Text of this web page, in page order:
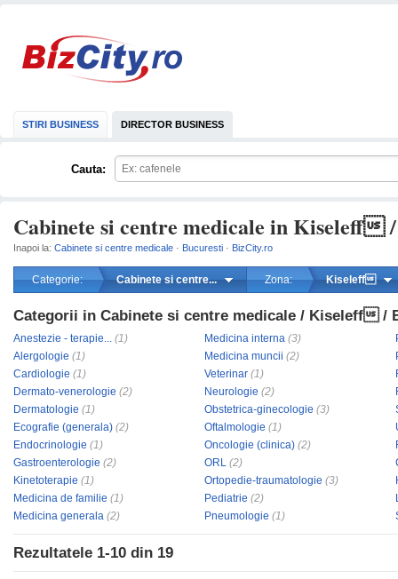
STIRI BUSINESS DIRECTOR BUSINESS
Cauta:
Cabinete si centre medicale in Kiseleff
Inapoi la: Cabinete si centre medicale · Bucuresti · BizCity.ro
Categorie: Cabinete si centre... Zona: Kiseleff
Categorii in Cabinete si centre medicale / Kiseleff /
Anestezie - terapie... (1)
Alergologie (1)
Cardiologie (1)
Dermato-venerologie (2)
Dermatologie (1)
Ecografie (generala) (2)
Endocrinologie (1)
Gastroenterologie (2)
Kinetoterapie (1)
Medicina de familie (1)
Medicina generala (2)
Medicina interna (3)
Medicina muncii (2)
Veterinar (1)
Neurologie (2)
Obstetrica-ginecologie (3)
Oftalmologie (1)
Oncologie (clinica) (2)
ORL (2)
Ortopedie-traumatologie (3)
Pediatrie (2)
Pneumologie (1)
Rezultatele 1-10 din 19
mareste